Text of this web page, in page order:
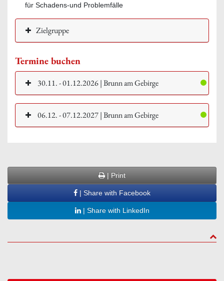
für Schadens-und Problemfälle
Zielgruppe
Termine buchen
30.11. - 01.12.2026 | Brunn am Gebirge
06.12. - 07.12.2027 | Brunn am Gebirge
| Print
| Share with Facebook
| Share with LinkedIn
to